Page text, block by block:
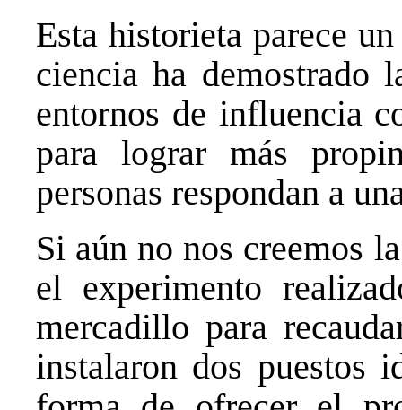
Esta historieta parece
ciencia ha demostrado
entornos de influencia
para lograr más
personas respondan a
Si aún no nos creemos
el experimento
mercadillo para
instalaron dos puestos